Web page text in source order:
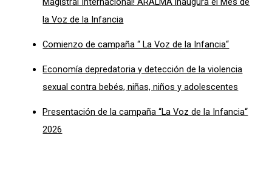
la Voz de la Infancia
Comienzo de campaña “ La Voz de la Infancia“
Economía depredatoria y detección de la violencia
sexual contra bebés, niñas, niños y adolescentes
Presentación de la campaña “La Voz de la Infancia“
2026